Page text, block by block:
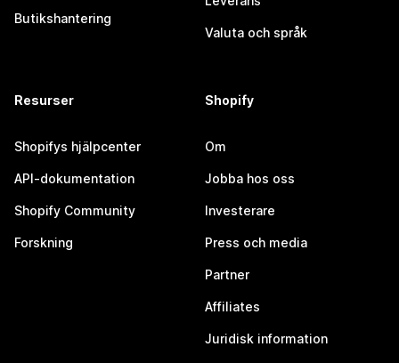
Butikshantering
Valuta och språk
Resurser
Shopifys hjälpcenter
API-dokumentation
Shopify Community
Forskning
Shopify
Om
Jobba hos oss
Investerare
Press och media
Partner
Affiliates
Juridisk information